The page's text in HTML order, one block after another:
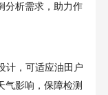
分析需求，助力作
计，可适应油田户
气影响，保障检测